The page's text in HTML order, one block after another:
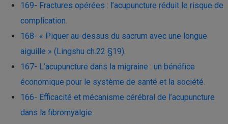
169- Fractures opérées : l’acupuncture réduit le risque de
complication.
168- « Piquer au-dessus du sacrum avec une longue
aiguille » (Lingshu ch.22 §19).
167- L’acupuncture dans la migraine : un bénéfice
économique pour le système de santé et la société.
166- Efficacité et mécanisme cérébral de l’acupuncture
dans la fibromyalgie.